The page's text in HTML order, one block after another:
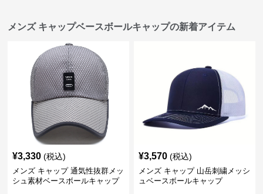
メンズ キャップベースボールキャップの新着アイテム
¥3,330 (税込)
メンズ キャップ 通気性抜群メッ
シュ素材ベースボールキャップ
¥3,570 (税込)
メンズ キャップ 山岳刺繍メッシ
ュベースボールキャップ